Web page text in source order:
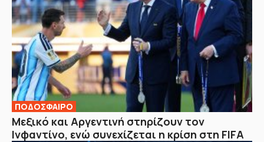
ΠΟΔΟΣΦΑΙΡΟ
Μεξικό και Αργεντινή στηρίζουν τον
Ινφαντίνο, ενώ συνεχίζεται η κρίση στη FIFA